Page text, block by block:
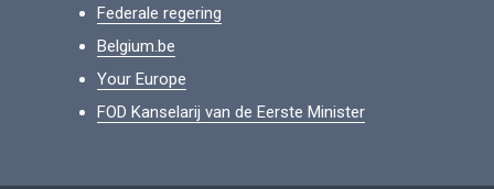
Federale regering
Belgium.be
Your Europe
FOD Kanselarij van de Eerste Minister